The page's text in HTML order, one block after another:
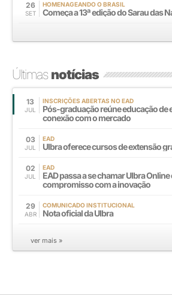
26
SET
HOMENAGEANDO O BRASIL
Começa a 13ª edição do Sarau das
Últimasnotícias
13
JUL
INSCRIÇÕES ABERTAS NO EAD
Pós-graduação reúne educação de
conexão com o mercado
03
JUL
EAD
Ulbra oferece cursos de extensão
02
JUL
EAD
EAD passa a se chamar Ulbra
compromisso com a inovação
29
ABR
COMUNICADO INSTITUCIONAL
Nota oficial da Ulbra
ver mais »